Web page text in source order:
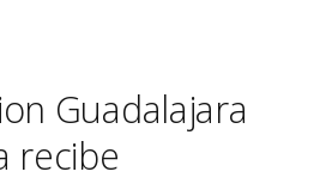
Guadalajara
recibe